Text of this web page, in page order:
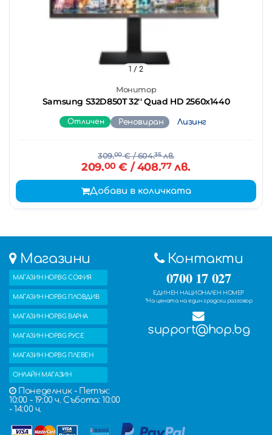
Монитор
Samsung S32D850T 32'' Quad HD 2560x1440
1 / 2
Отличен Реновиран Лизинг
309.00€/ 604.35лв.
209.00€ / 408.77лв.
Добави в количката
Магазини
МАГАЗИН HOP.BG СОФИЯ
МАГАЗИН HOP.BG ПЛОВДИВ
МАГАЗИН HOP.BG ВАРНА
МАГАЗИН HOP.BG РУСЕ
МАГАЗИН HOP.BG ПЛЕВЕН
ОНЛАЙН МАГАЗИН
Понеделник - Петък:
10:00 - 19:00 ч. Събота: 10:00
- 14:00 ч.
Контакти
0700 17 027
ЕДИНЕН НАЦИОНАЛЕН НОМЕР
*На цената на един градски разговор
support@hop.bg